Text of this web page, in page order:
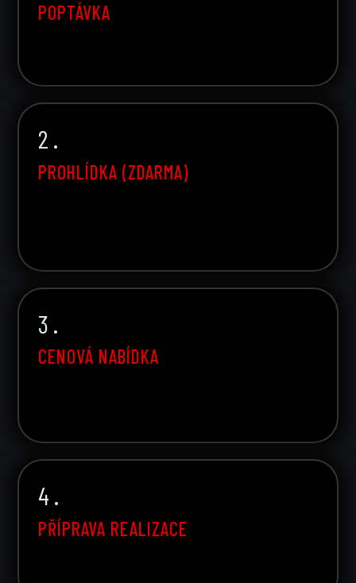
POPTÁVKA
2 .
PROHLÍDKA (ZDARMA)
3 .
CENOVÁ NABÍDKA
4 .
PŘÍPRAVA REALIZACE